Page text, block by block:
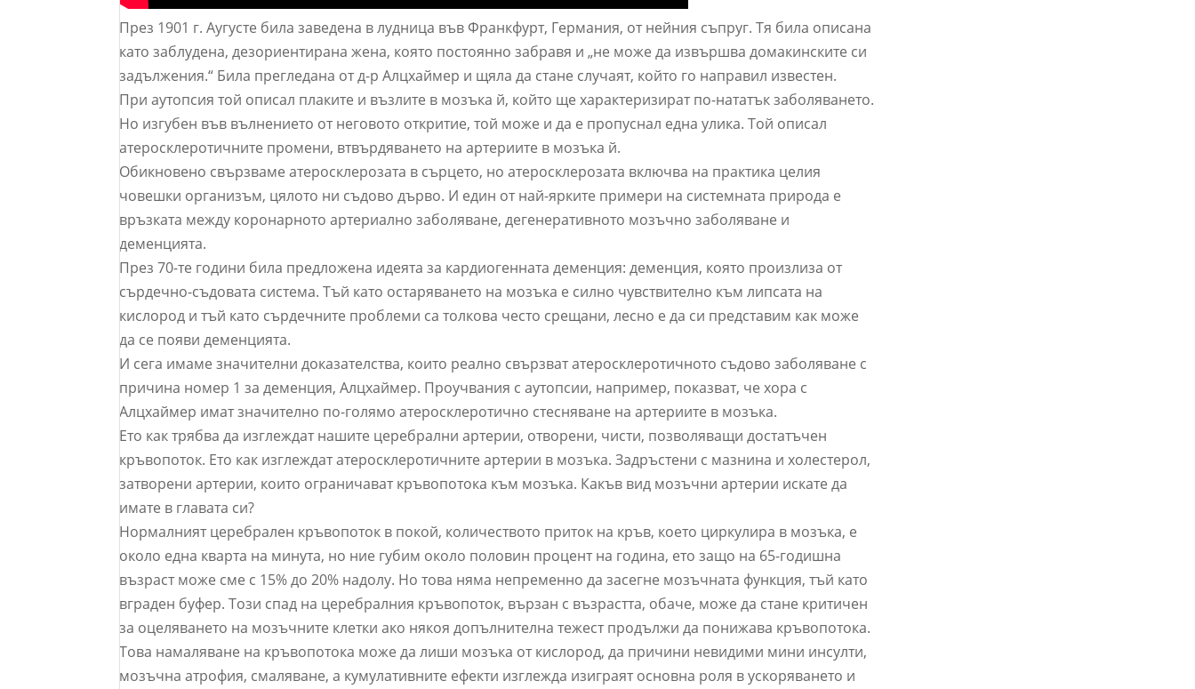
През 1901 г. Аугусте била заведена в лудница във Франкфурт, Германия, от нейния съпруг. Тя била описана
като заблудена, дезориентирана жена, която постоянно забравя и „не може да извършва домакинските си
задължения.“ Била прегледана от д-р Алцхаймер и щяла да стане случаят, който го направил известен.
При аутопсия той описал плаките и възлите в мозъка й, който ще характеризират по-нататък заболяването.
Но изгубен във вълнението от неговото откритие, той може и да е пропуснал една улика. Той описал
атеросклеротичните промени, втвърдяването на артериите в мозъка й.
Обикновено свързваме атеросклерозата в сърцето, но атеросклерозата включва на практика целия
човешки организъм, цялото ни съдово дърво. И един от най-ярките примери на системната природа е
връзката между коронарното артериално заболяване, дегенеративното мозъчно заболяване и
деменцията.
През 70-те години била предложена идеята за кардиогенната деменция: деменция, която произлиза от
сърдечно-съдовата система. Тъй като остаряването на мозъка е силно чувствително към липсата на
кислород и тъй като сърдечните проблеми са толкова често срещани, лесно е да си представим как може
да се появи деменцията.
И сега имаме значителни доказателства, които реално свързват атеросклеротичното съдово заболяване с
причина номер 1 за деменция, Алцхаймер. Проучвания с аутопсии, например, показват, че хора с
Алцхаймер имат значително по-голямо атеросклеротично стесняване на артериите в мозъка.
Ето как трябва да изглеждат нашите церебрални артерии, отворени, чисти, позволяващи достатъчен
кръвопоток. Ето как изглеждат атеросклеротичните артерии в мозъка. Задръстени с мазнина и холестерол,
затворени артерии, които ограничават кръвопотока към мозъка. Какъв вид мозъчни артерии искате да
имате в главата си?
Нормалният церебрален кръвопоток в покой, количеството приток на кръв, което циркулира в мозъка, е
около една кварта на минута, но ние губим около половин процент на година, ето защо на 65-годишна
възраст може сме с 15% до 20% надолу. Но това няма непременно да засегне мозъчната функция, тъй като
вграден буфер. Този спад на церебралния кръвопоток, вързан с възрастта, обаче, може да стане критичен
за оцеляването на мозъчните клетки ако някоя допълнителна тежест продължи да понижава кръвопотока.
Това намаляване на кръвопотока може да лиши мозъка от кислород, да причини невидими мини инсулти,
мозъчна атрофия, смаляване, а кумулативните ефекти изглежда изиграят основна роля в ускоряването и